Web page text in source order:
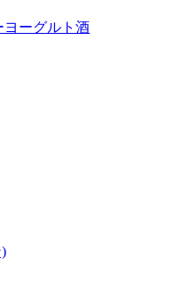
ヨーグルト酒